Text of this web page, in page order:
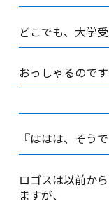
どこでも、大学
おっしゃるので
『ははは、そう
ロゴスは以前か
ますが、